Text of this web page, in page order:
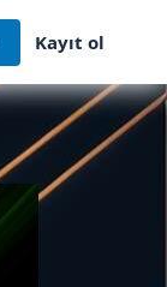
Kayıt ol